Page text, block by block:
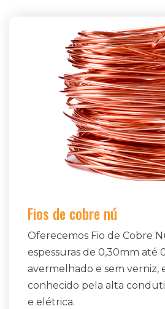
Fios de cobre nú
Oferecemos Fio de Cobre
espessuras de 0,30mm até
avermelhado e sem verniz,
conhecido pela alta
e elétrica.